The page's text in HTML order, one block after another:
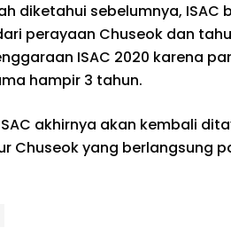
diketahui sebelumnya, ISAC
perayaan Chuseok dan
ISAC 2020 karena
hampir 3 tahun.
akhirnya akan kembali
Chuseok yang berlangsung